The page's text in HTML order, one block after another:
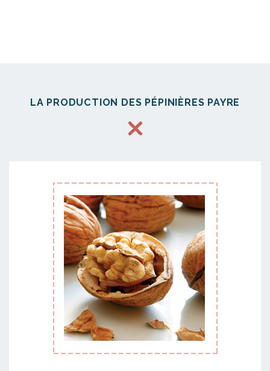
LA PRODUCTION DES PÉPINIÈRES PAYRE